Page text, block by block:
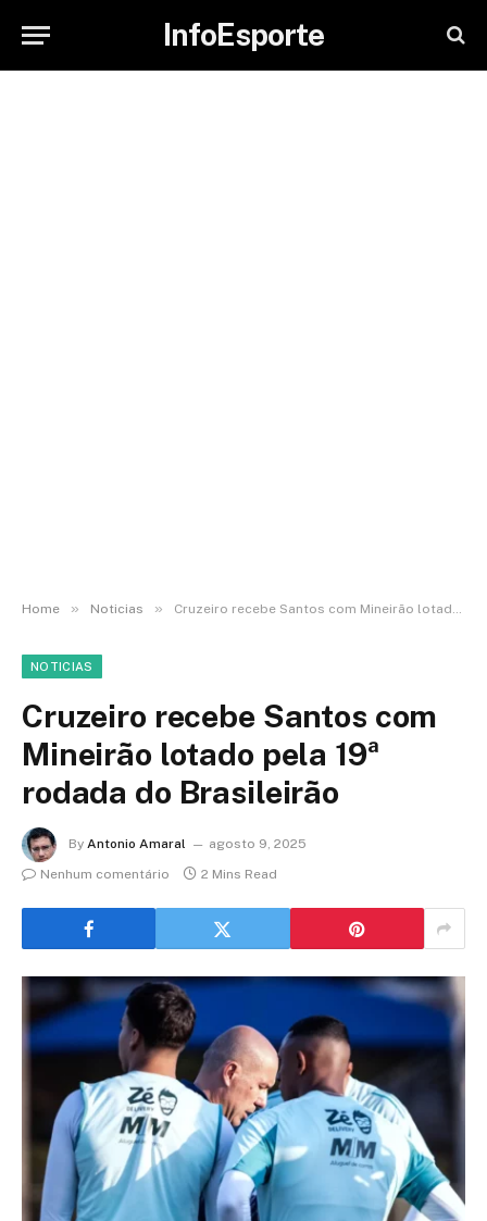
InfoEsporte
Home » Noticias » Cruzeiro recebe Santos com Mineirão lotado pela 19ª rodada do Brasileirão
NOTICIAS
Cruzeiro recebe Santos com
Mineirão lotado pela 19ª
rodada do Brasileirão
By Antonio Amaral
agosto 9, 2025
Nenhum comentário
2 Mins Read